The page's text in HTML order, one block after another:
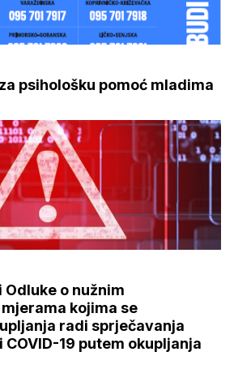
psihološku pomoć mladima
Odluke o nužnim
kojima se
radi sprječavanja
19 putem okupljanja